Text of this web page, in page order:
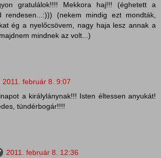
gratulálok!!!! Mekkora haj!!! (éghetett a
rendesen...:))) (nekem mindig ezt mondták,
ég a nyelőcsövem, nagy haja lesz annak a
mindnek az volt...)
2011. február 8. 9:07
a királylánynak!!! Isten éltessen anyukát!
tündérbogár!!!!
2011. február 8. 12:36